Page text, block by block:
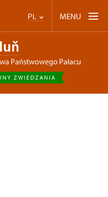
PL MENU
Państwowego Pałacu
ZWIEDZANIA